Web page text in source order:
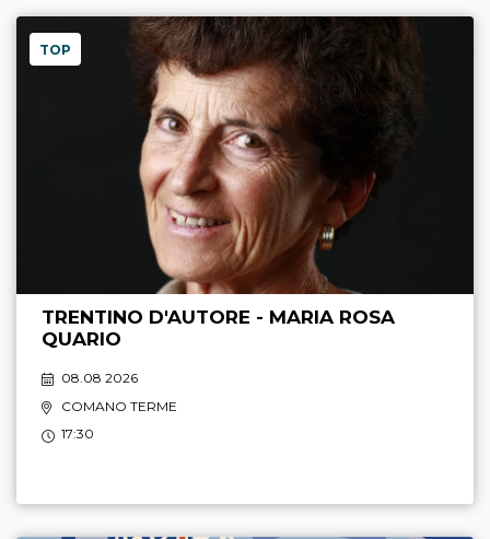
TOP
TRENTINO D'AUTORE - MARIA ROSA
QUARIO
08.08 2026
COMANO TERME
17:30